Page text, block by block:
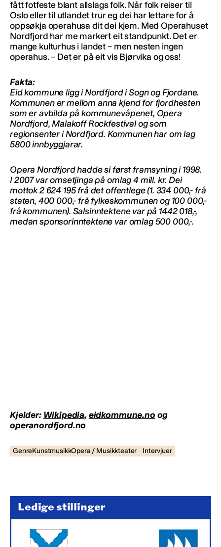
fått fotfeste blant allslags folk. Når folk reiser til
Oslo eller til utlandet trur eg dei har lettare for å
oppsøkja operahusa dit dei kjem. Med Operahuset
Nordfjord har me markert eit standpunkt. Det er
mange kulturhus i landet – men nesten ingen
operahus. – Det er på eit vis Bjørvika og oss!
Fakta:
Eid kommune ligg i Nordfjord i Sogn og Fjordane.
Kommunen er mellom anna kjend for fjordhesten
som er avbilda på kommunevåpenet, Opera
Nordfjord, Malakoff Rockfestival og som
regionsenter i Nordfjord. Kommunen har om lag
5800 innbyggjarar.
Opera Nordfjord hadde si først framsyning i 1998.
I 2007 var omsetjinga på omlag 4 mill. kr. Dei
mottok 2 624 195 frå det offentlege (1. 334 000,- frå
staten, 400 000,- frå fylkeskommunen og 100 000,-
frå kommunen). Salsinntektene var på 1442 018,-,
medan sponsorinntektene var omlag 500 000,-.
Kjelder: Wikipedia, eidkommune.no og
operanordfjord.no
GenreKunstmusikkOpera / Musikkteater Intervjuer
Ledige stillinger